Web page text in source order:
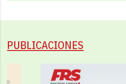
PUBLICACIONES